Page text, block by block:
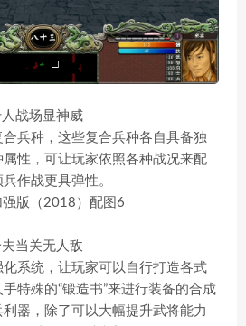
战场显神威
兵种，这些复合兵种各自具备独
性，可让玩家依照各种战况来配
作战更具弹性。
当关无人敌
系统，让玩家可以自行打造各式
特殊的“锻造书”来进行装备的合成
器，除了可以大幅提升武将能力